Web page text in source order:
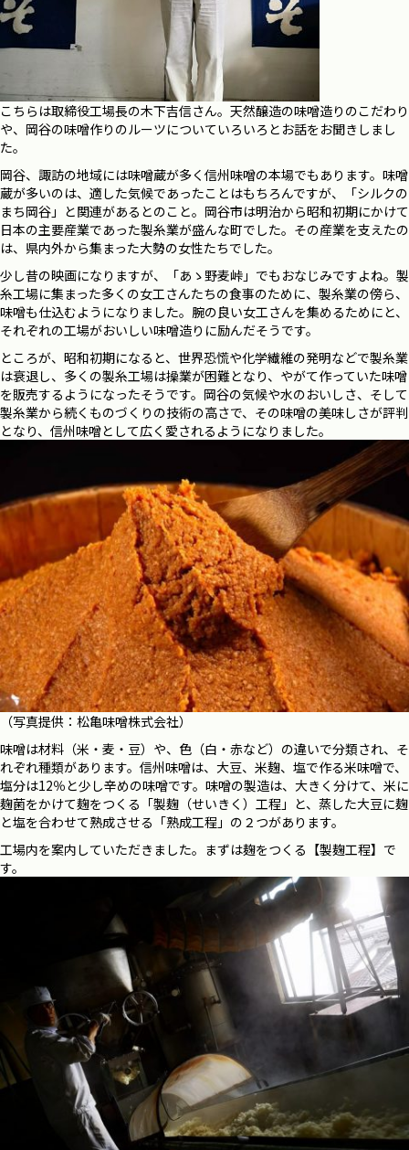
こちらは取締役工場長の木下吉信さん。天然醸造の味噌造りのこだわり
や、岡谷の味噌作りのルーツについていろいろとお話をお聞きしまし
た。
岡谷、諏訪の地域には味噌蔵が多く信州味噌の本場でもあります。味噌
蔵が多いのは、適した気候であったことはもちろんですが、「シルクの
まち岡谷」と関連があるとのこと。岡谷市は明治から昭和初期にかけて
日本の主要産業であった製糸業が盛んな町でした。その産業を支えたの
は、県内外から集まった大勢の女性たちでした。
少し昔の映画になりますが、「あゝ野麦峠」でもおなじみですよね。製
糸工場に集まった多くの女工さんたちの食事のために、製糸業の傍ら、
味噌も仕込むようになりました。腕の良い女工さんを集めるためにと、
それぞれの工場がおいしい味噌造りに励んだそうです。
ところが、昭和初期になると、世界恐慌や化学繊維の発明などで製糸業
は衰退し、多くの製糸工場は操業が困難となり、やがて作っていた味噌
を販売するようになったそうです。岡谷の気候や水のおいしさ、そして
製糸業から続くものづくりの技術の高さで、その味噌の美味しさが評判
となり、信州味噌として広く愛されるようになりました。
（写真提供：松亀味噌株式会社）
味噌は材料（米・麦・豆）や、色（白・赤など）の違いで分類され、そ
れぞれ種類があります。信州味噌は、大豆、米麹、塩で作る米味噌で、
塩分は12％と少し辛めの味噌です。味噌の製造は、大きく分けて、米に
麹菌をかけて麹をつくる「製麹 （せいきく） 工程」と、 蒸した大豆に麹
と塩を合わせて熟成させる 「熟成工程」の２つがあります。
工場内を案内していただきました。まずは麹をつくる【製麹工程】で
す。